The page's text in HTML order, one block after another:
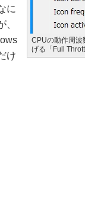
CPUの動作周波
げる「Full
に
、
け